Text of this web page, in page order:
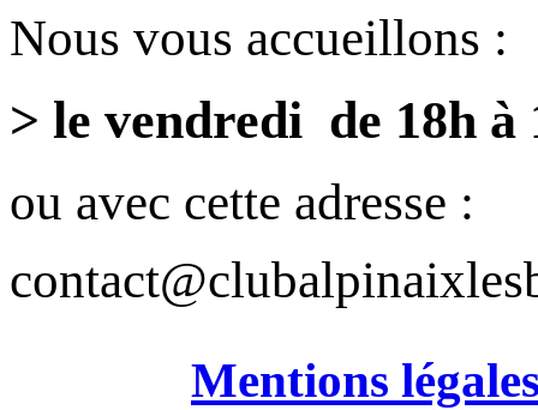
Nous vous accueillons :
> le vendredi de 18h à
ou avec cette adresse :
Mentions